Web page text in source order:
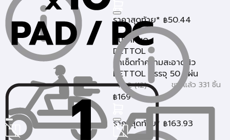
สินค้าหมด
DETTOL
ผ้าเช็ดทำความสะอาดผิว
DETTOL บรรจุ 50 แผ่น
4.92 (12) ขายแล้ว 331 ชิ้น
฿169
ราคาสุดท้าย* ฿163.93
ราคาสุดท้าย* ฿50.44